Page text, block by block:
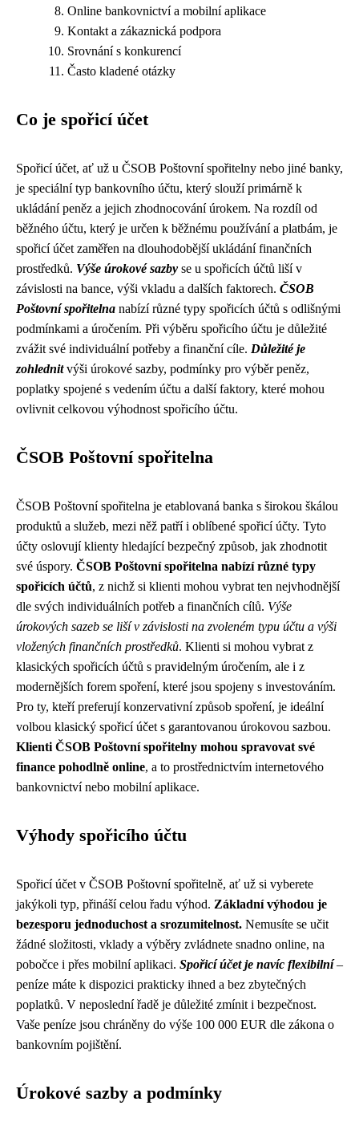
Online bankovnictví a mobilní aplikace
Kontakt a zákaznická podpora
Srovnání s konkurencí
Často kladené otázky
Co je spořicí účet
Spořicí účet, ať už u ČSOB Poštovní spořitelny nebo jiné banky,
je speciální typ bankovního účtu, který slouží primárně k
ukládání peněz a jejich zhodnocování úrokem. Na rozdíl od
běžného účtu, který je určen k běžnému používání a platbám, je
spořicí účet zaměřen na dlouhodobější ukládání finančních
prostředků. Výše úrokové sazby se u spořicích účtů liší v
závislosti na bance, výši vkladu a dalších faktorech. ČSOB
Poštovní spořitelna nabízí různé typy spořicích účtů s odlišnými
podmínkami a úročením. Při výběru spořicího účtu je důležité
zvážit své individuální potřeby a finanční cíle. Důležité je
zohlednitvýši úrokové sazby, podmínky pro výběr peněz,
poplatky spojené s vedením účtu a další faktory, které mohou
ovlivnit celkovou výhodnost spořicího účtu.
ČSOB Poštovní spořitelna
ČSOB Poštovní spořitelna je etablovaná banka s širokou škálou
produktů a služeb, mezi něž patří i oblíbené spořicí účty. Tyto
účty oslovují klienty hledající bezpečný způsob, jak zhodnotit
své úspory. ČSOB Poštovní spořitelna nabízí různé typy
spořicích účtů, z nichž si klienti mohou vybrat ten nejvhodnější
dle svých individuálních potřeb a finančních cílů. Výše
úrokových sazeb se liší v závislosti na zvoleném typu účtu a výši
vložených finančních prostředků. Klienti si mohou vybrat z
klasických spořicích účtů s pravidelným úročením, ale i z
modernějších forem spoření, které jsou spojeny s investováním.
Pro ty, kteří preferují konzervativní způsob spoření, je ideální
volbou klasický spořicí účet s garantovanou úrokovou sazbou.
Klienti ČSOB Poštovní spořitelny mohou spravovat své
finance pohodlně online, a to prostřednictvím internetového
bankovnictví nebo mobilní aplikace.
Výhody spořicího účtu
Spořicí účet v ČSOB Poštovní spořitelně, ať už si vyberete
jakýkoli typ, přináší celou řadu výhod. Základní výhodou je
bezesporu jednoduchost a srozumitelnost. Nemusíte se učit
žádné složitosti, vklady a výběry zvládnete snadno online, na
pobočce i přes mobilní aplikaci. Spořicí účet je navíc flexibilní–
peníze máte k dispozici prakticky ihned a bez zbytečných
poplatků. V neposlední řadě je důležité zmínit i bezpečnost.
Vaše peníze jsou chráněny do výše 100 000 EUR dle zákona o
bankovním pojištění.
Úrokové sazby a podmínky